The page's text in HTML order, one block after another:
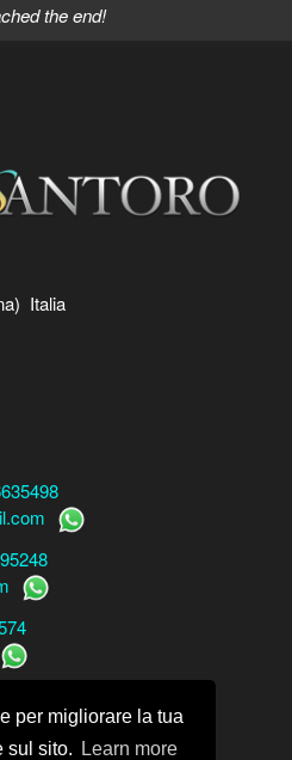
per migliorare la tua
sul sito.
Learn more
the end!
Italia
arte-antiquariato.it